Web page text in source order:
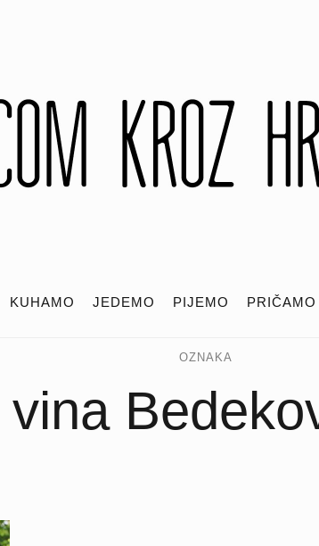
KUHAMO JEDEMO PIJEMO PRIČAMO
OZNAKA
vina